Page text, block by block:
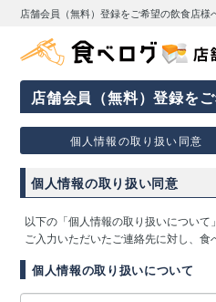
店舗会員（無料）登録をご希望の飲食店様
店舗会員（無料）登録を
個人情報の取り扱い同意
個人情報の取り扱い同意
以下の「個人情報の取り扱いについ
ご入力いただいたご連絡先に対し、
個人情報の取り扱いについて